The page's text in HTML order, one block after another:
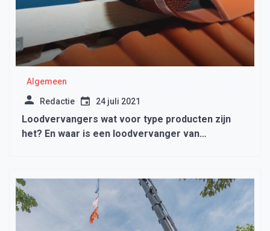
Algemeen
Redactie 24 juli 2021
Loodvervangers wat voor type producten zijn
het? En waar is een loodvervanger van